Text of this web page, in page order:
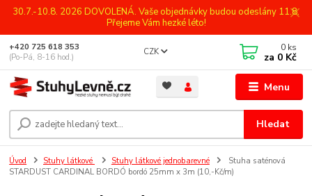
30.7.-10.8. 2026 DOVOLENÁ. Vaše objednávky budou odeslány 11.8.
Přejeme Vám hezké léto!
Menu
CZK
Hledat
+420 725 618 353
(Po-Pá, 8-16 hod.)
0 ks
za 0 Kč
Úvod Stuhy látkové Stuhy látkové jednobarevné
Stuha saténová
STARDUST CARDINAL BORDÓ bordó 25mm x 3m (10,-Kč/m)